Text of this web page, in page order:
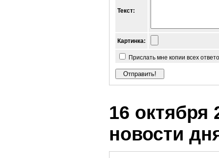
Текст:
Картинка:
Прислать мне копии всех
16 октября
новости